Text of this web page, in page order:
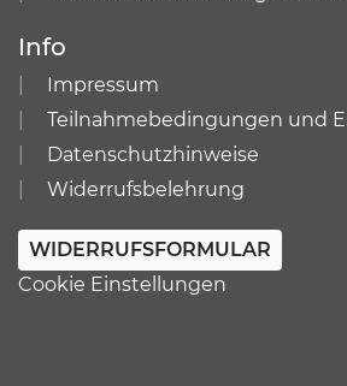
Info
Impressum
Teilnahmebedingungen und
Datenschutzhinweise
Widerrufsbelehrung
WIDERRUFSFORMULAR
Cookie Einstellungen